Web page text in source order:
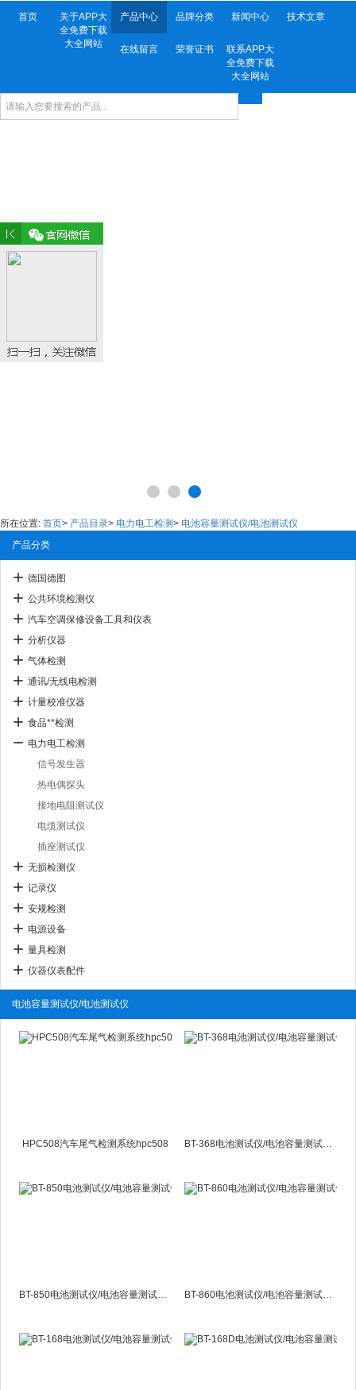
首页
关于APP大
全免费下载
大全网站
产品中心 品牌分类 新闻中心 技术文章
在线留言 荣誉证书
联系APP大
全免费下载
大全网站
所在位置: 首页> 产品目录> 电力电工检测> 电池容量测试仪/电池测试仪
产品分类
德国德图
公共环境检测仪
汽车空调保修设备工具和仪表
分析仪器
气体检测
通讯/无线电检测
计量校准仪器
食品**检测
电力电工检测
信号发生器
热电偶探头
接地电阻测试仪
电缆测试仪
插座测试仪
无损检测仪
记录仪
安规检测
电源设备
量具检测
仪器仪表配件
电池容量测试仪/电池测试仪
HPC508汽车尾气检测系统hpc508 BT-368电池测试仪/电池容量测试仪BT368
BT-850电池测试仪/电池容量测试仪BT850 BT-860电池测试仪/电池容量测试仪BT860